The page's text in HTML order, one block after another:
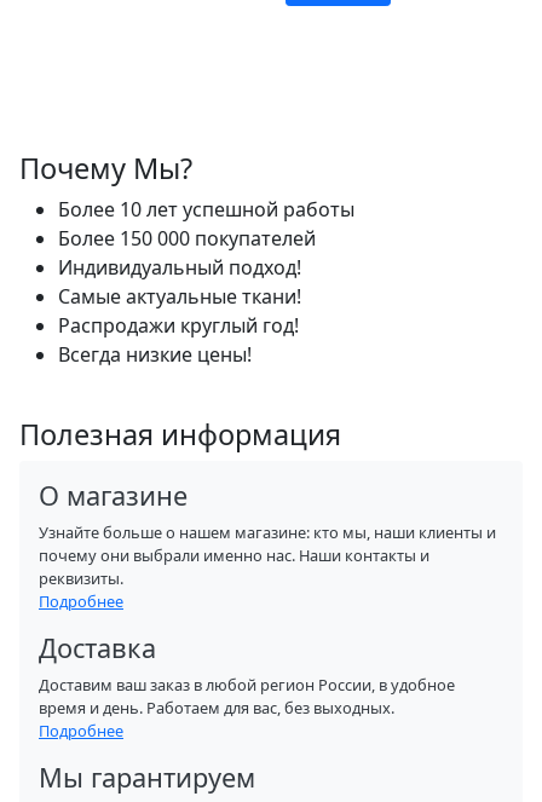
Почему Мы?
Более 10 лет успешной работы
Более 150 000 покупателей
Индивидуальный подход!
Самые актуальные ткани!
Распродажи круглый год!
Всегда низкие цены!
Полезная информация
О магазине
Узнайте больше о нашем магазине: кто мы, наши клиенты и
почему они выбрали именно нас. Наши контакты и
реквизиты.
Подробнее
Доставка
Доставим ваш заказ в любой регион России, в удобное
время и день. Работаем для вас, без выходных.
Подробнее
Мы гарантируем